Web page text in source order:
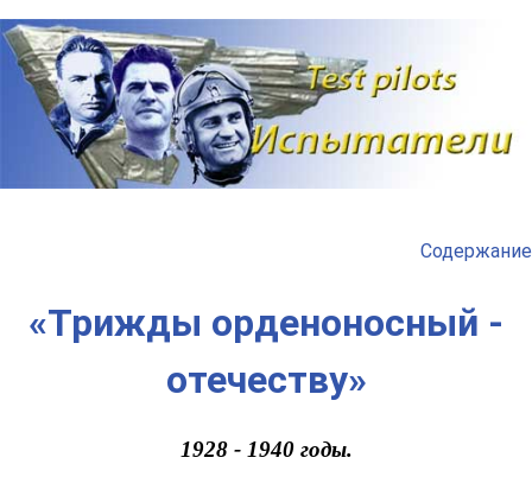
Наверх
Содержание
«Трижды орденоносный -
отечеству»
1928 - 1940 годы.